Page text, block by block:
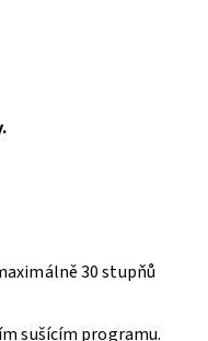
30 stupňů
sušícím programu.